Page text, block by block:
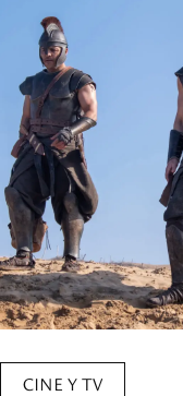
CINE Y TV